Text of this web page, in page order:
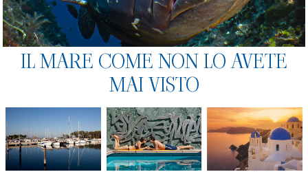
IL MARE COME NON LO AVETE
MAI VISTO